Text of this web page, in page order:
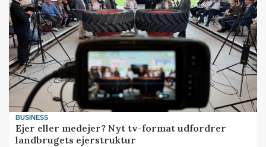
BUSINESS
Ejer eller medejer? Nyt tv-format udfordrer
landbrugets ejerstruktur